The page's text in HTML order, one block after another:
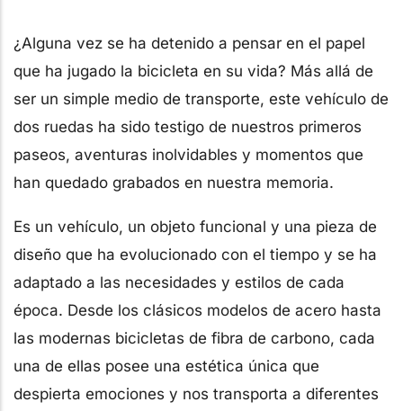
¿Alguna vez se ha detenido a pensar en el papel
que ha jugado la bicicleta en su vida? Más allá de
ser un simple medio de transporte, este vehículo de
dos ruedas ha sido testigo de nuestros primeros
paseos, aventuras inolvidables y momentos que
han quedado grabados en nuestra memoria.
Es un vehículo, un objeto funcional y una pieza de
diseño que ha evolucionado con el tiempo y se ha
adaptado a las necesidades y estilos de cada
época. Desde los clásicos modelos de acero hasta
las modernas bicicletas de fibra de carbono, cada
una de ellas posee una estética única que
despierta emociones y nos transporta a diferentes